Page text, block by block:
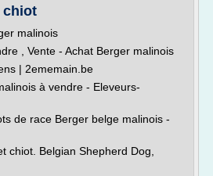
chiot
malinois
, Vente - Achat Berger malinois
| 2ememain.be
à vendre - Eleveurs-
de race Berger belge malinois -
chiot. Belgian Shepherd Dog,